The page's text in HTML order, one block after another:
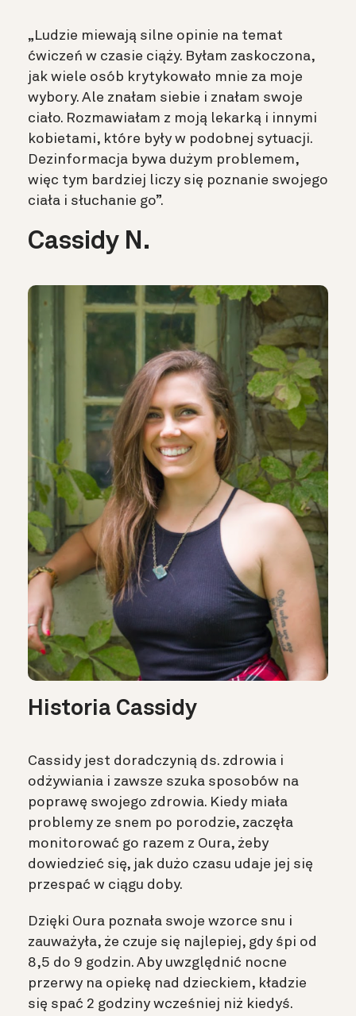
„Ludzie miewają silne opinie na temat
ćwiczeń w czasie ciąży. Byłam zaskoczona,
jak wiele osób krytykowało mnie za moje
wybory. Ale znałam siebie i znałam swoje
ciało. Rozmawiałam z moją lekarką i innymi
kobietami, które były w podobnej sytuacji.
Dezinformacja bywa dużym problemem,
więc tym bardziej liczy się poznanie swojego
ciała i słuchanie go”.
Cassidy N.
Historia Cassidy
Cassidy jest doradczynią ds. zdrowia i
odżywiania i zawsze szuka sposobów na
poprawę swojego zdrowia. Kiedy miała
problemy ze snem po porodzie, zaczęła
monitorować go razem z Oura, żeby
dowiedzieć się, jak dużo czasu udaje jej się
przespać w ciągu doby.
Dzięki Oura poznała swoje wzorce snu i
zauważyła, że czuje się najlepiej, gdy śpi od
8,5 do 9 godzin. Aby uwzględnić nocne
przerwy na opiekę nad dzieckiem, kładzie
się spać 2 godziny wcześniej niż kiedyś.